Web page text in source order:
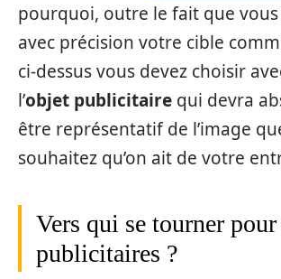
pourquoi, outre le fait que
avec précision votre cible
ci-dessus vous devez choisir
l’objet publicitaire qui devra
être représentatif de l’image
souhaitez qu’on ait de votre
Vers qui se tourner
publicitaires ?